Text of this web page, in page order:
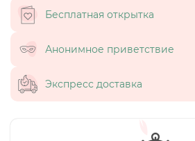
Бесплатная открытка
Анонимное приветствие
Экспресс доставка